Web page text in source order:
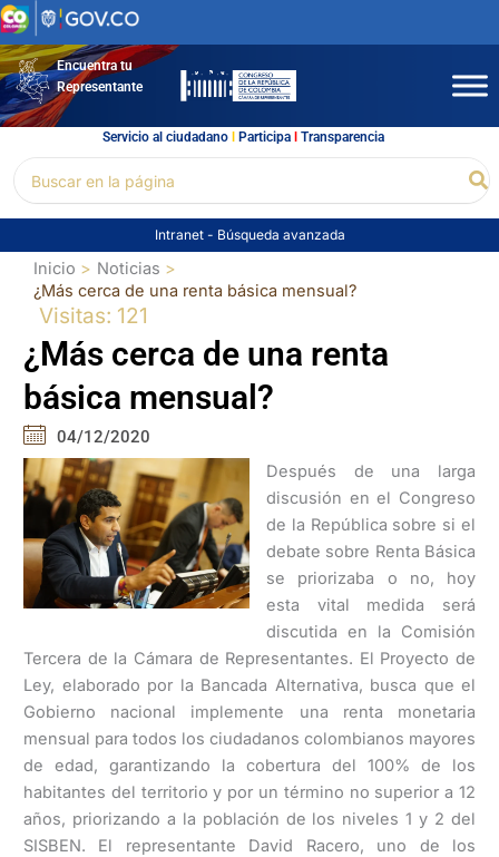
Ir
al
contenidoEncuentra tu
Representante
Servicio al ciudadano l Participal Transparencia
por:
Intranet - Búsqueda avanzada
Inicio
Noticias
¿Más cerca de una renta básica mensual?
Visitas: 121
¿Más cerca de una renta
básica mensual?
04/12/2020
Después de una larga
discusión en el Congreso
de la República sobre si el
debate sobre Renta Básica
se priorizaba o no, hoy
esta vital medida será
discutida en la Comisión
Tercera de la Cámara de Representantes. El Proyecto de
Ley, elaborado por la Bancada Alternativa, busca que el
Gobierno nacional implemente una renta monetaria
mensual para todos los ciudadanos colombianos mayores
de edad, garantizando la cobertura del 100% de los
habitantes del territorio y por un término no superior a 12
años, priorizando a la población de los niveles 1 y 2 del
SISBEN. El representante David Racero, uno de los